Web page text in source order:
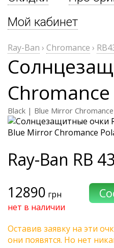
Мой кабинет
Ray-Ban › Chromance ›
Chromance
Black | Blue Mirror
Ray-Ban RB
12890 грн
нет в наличии
Оставив заявку на эти
они появятся. Но нет